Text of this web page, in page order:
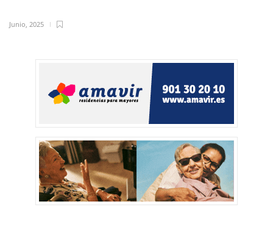
Junio, 2025